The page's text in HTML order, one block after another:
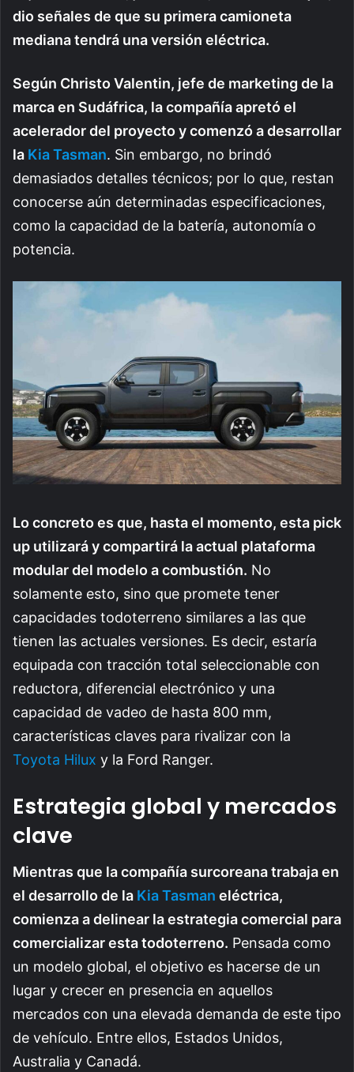
dio señales de que su primera camioneta
mediana tendrá una versión eléctrica.
Según Christo Valentin, jefe de marketing de la
marca en Sudáfrica, la compañía apretó el
acelerador del proyecto y comenzó a desarrollar
la Kia Tasman. Sin embargo, no brindó
demasiados detalles técnicos; por lo que, restan
conocerse aún determinadas especificaciones,
como la capacidad de la batería, autonomía o
potencia.
Lo concreto es que, hasta el momento, esta pick
up utilizará y compartirá la actual plataforma
modular del modelo a combustión. No
solamente esto, sino que promete tener
capacidades todoterreno similares a las que
tienen las actuales versiones. Es decir, estaría
equipada con tracción total seleccionable con
reductora, diferencial electrónico y una
capacidad de vadeo de hasta 800 mm,
características claves para rivalizar con la
Toyota Hilux y la Ford Ranger.
Estrategia global y mercados
clave
Mientras que la compañía surcoreana trabaja en
el desarrollo de la Kia Tasman eléctrica,
comienza a delinear la estrategia comercial para
comercializar esta todoterreno. Pensada como
un modelo global, el objetivo es hacerse de un
lugar y crecer en presencia en aquellos
mercados con una elevada demanda de este tipo
de vehículo. Entre ellos, Estados Unidos,
Australia y Canadá.